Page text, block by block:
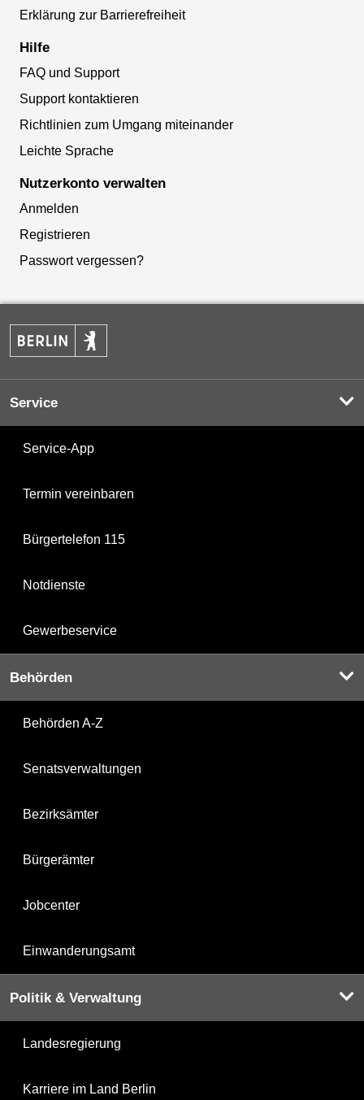
Erklärung zur Barrierefreiheit
Hilfe
FAQ und Support
Support kontaktieren
Richtlinien zum Umgang miteinander
Leichte Sprache
Nutzerkonto verwalten
Anmelden
Registrieren
Passwort vergessen?
Service
Service-App
Termin vereinbaren
Bürgertelefon 115
Notdienste
Gewerbeservice
Behörden
Behörden A-Z
Senatsverwaltungen
Bezirksämter
Bürgerämter
Jobcenter
Einwanderungsamt
Politik & Verwaltung
Landesregierung
Karriere im Land Berlin